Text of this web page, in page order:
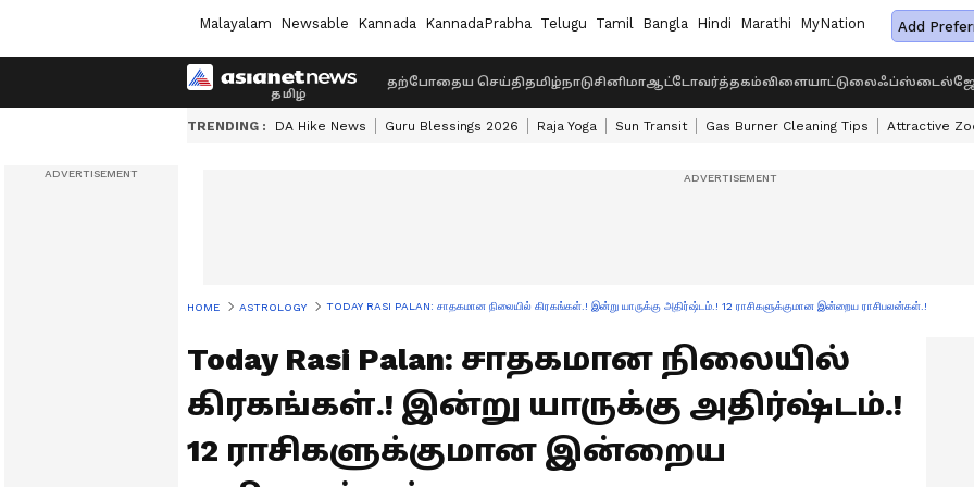
Malayalam Newsable Kannada KannadaPrabha Telugu Tamil Bangla Hindi Marathi MyNation Add
தற்போதைய செய்திதமிழ்நாடுசினிமாஆட்டோவர்த்தகம்விளையாட்டுலைஃப்ஸ்டைல்
TRENDING : DA Hike News Guru Blessings 2026 Raja Yoga Sun Transit Gas Burner Cleaning Tips Attractive
HOME ASTROLOGY TODAY RASI PALAN: சாதகமான நிலையில் கிரகங்கள்.! இன்று யாருக்கு அதிர்ஷ்டம்.! 12 ராசிகளுக்குமான இன்றைய ராசிபலன்கள்.!
Today Rasi Palan: சாதகமான நிலையில்
கிரகங்கள்.! இன்று யாருக்கு அதிர்ஷ்டம்.!
12 ராசிகளுக்குமான இன்றைய